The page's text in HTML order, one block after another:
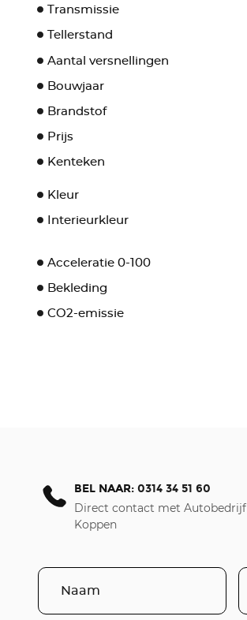
Transmissie
Tellerstand
Aantal versnellingen
Bouwjaar
Brandstof
Prijs
Kenteken
Kleur
Interieurkleur
Acceleratie 0-100
Bekleding
CO2-emissie
BEL NAAR:0314 34 51 60
Direct contact met Autobedrijf
Koppen